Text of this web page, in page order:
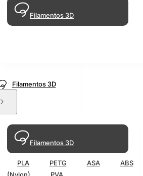
Filamentos 3D
Filamentos 3D
Filamentos 3D
PLA PETG ASA ABS